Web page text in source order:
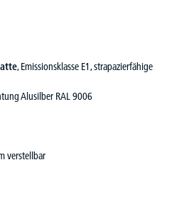
, Emissionsklasse E1, strapazierfähige
Alusilber RAL 9006
verstellbar